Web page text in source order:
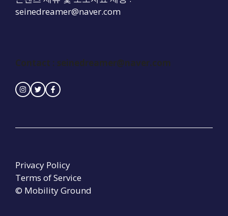
seinedreamer@naver.com
Contact : seinedreamer@naver.com
© Mobility Ground
Privacy Policy
Terms of Service